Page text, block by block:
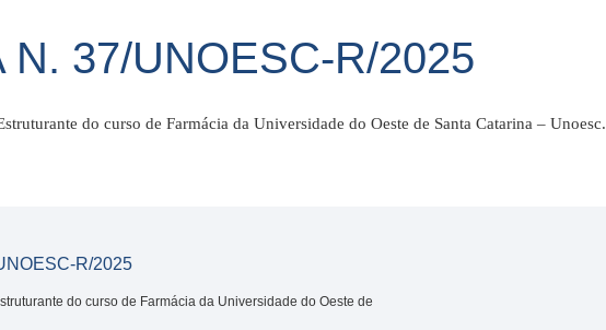
N. 37/UNOESC-R/2025
do curso de Farmácia da Universidade do Oeste de Santa Catarina – Unoesc.
R/2025
do curso de Farmácia da Universidade do Oeste de